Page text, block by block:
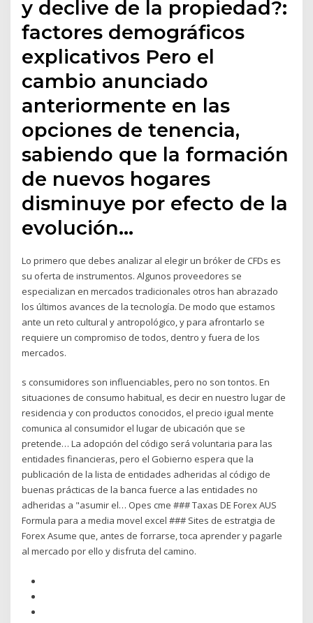
y declive de la propiedad?:
factores demográficos
explicativos Pero el
cambio anunciado
anteriormente en las
opciones de tenencia,
sabiendo que la formación
de nuevos hogares
disminuye por efecto de la
evolución…
Lo primero que debes analizar al elegir un bróker de CFDs es
su oferta de instrumentos. Algunos proveedores se
especializan en mercados tradicionales otros han abrazado
los últimos avances de la tecnología. De modo que estamos
ante un reto cultural y antropológico, y para afrontarlo se
requiere un compromiso de todos, dentro y fuera de los
mercados.
s consumidores son influenciables, pero no son tontos. En
situaciones de consumo habitual, es decir en nuestro lugar de
residencia y con productos conocidos, el precio igual­ mente
comunica al consumidor el lugar de ubicación que se
pretende… La adopción del código será voluntaria para las
entidades financieras, pero el Gobierno espera que la
publicación de la lista de entidades adheridas al código de
buenas prácticas de la banca fuerce a las entidades no
adheridas a "asumir el… Opes cme ### Taxas DE Forex AUS
Formula para a media movel excel ### Sites de estratgia de
Forex Asume que, antes de forrarse, toca aprender y pagarle
al mercado por ello y disfruta del camino.